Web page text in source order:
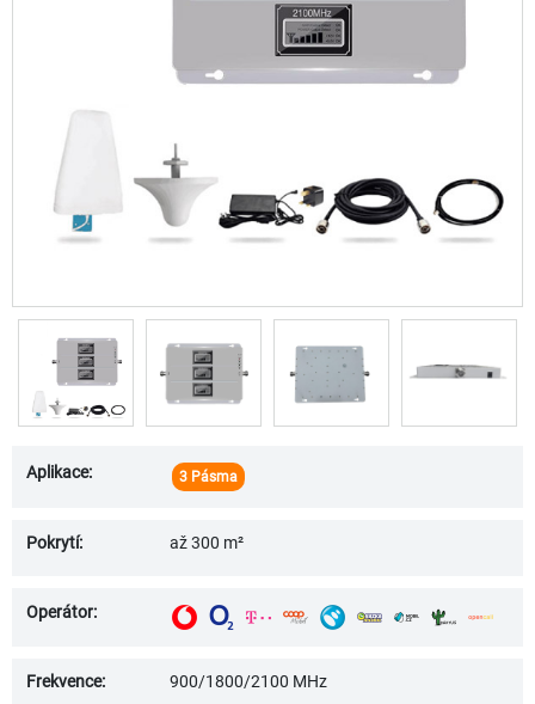
Aplikace: 3 Pásma
Pokrytí: až 300 m²
Operátor:
Frekvence: 900/1800/2100 MHz